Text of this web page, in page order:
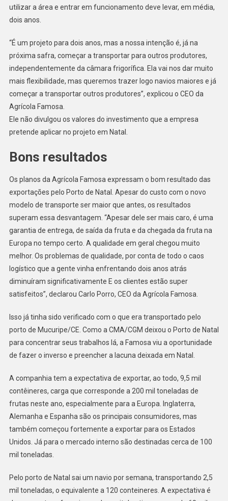
utilizar a área e entrar em funcionamento deve levar, em média,
dois anos.
“É um projeto para dois anos, mas a nossa intenção é, já na
próxima safra, começar a transportar para outros produtores,
independentemente da câmara frigorífica. Ela vai nos dar muito
mais flexibilidade, mas queremos trazer logo navios maiores e já
começar a transportar outros produtores”, explicou o CEO da
Agrícola Famosa.
Ele não divulgou os valores do investimento que a empresa
pretende aplicar no projeto em Natal.
Bons resultados
Os planos da Agrícola Famosa expressam o bom resultado das
exportações pelo Porto de Natal. Apesar do custo com o novo
modelo de transporte ser maior que antes, os resultados
superam essa desvantagem. “Apesar dele ser mais caro, é uma
garantia de entrega, de saída da fruta e da chegada da fruta na
Europa no tempo certo. A qualidade em geral chegou muito
melhor. Os problemas de qualidade, por conta de todo o caos
logístico que a gente vinha enfrentando dois anos atrás
diminuíram significativamente E os clientes estão super
satisfeitos”, declarou Carlo Porro, CEO da Agrícola Famosa.
Isso já tinha sido verificado com o que era transportado pelo
porto de Mucuripe/CE. Como a CMA/CGM deixou o Porto de Natal
para concentrar seus trabalhos lá, a Famosa viu a oportunidade
de fazer o inverso e preencher a lacuna deixada em Natal.
A companhia tem a expectativa de exportar, ao todo, 9,5 mil
contêineres, carga que corresponde a 200 mil toneladas de
frutas neste ano, especialmente para a Europa. Inglaterra,
Alemanha e Espanha são os principais consumidores, mas
também começou fortemente a exportar para os Estados
Unidos. Já para o mercado interno são destinadas cerca de 100
mil toneladas.
Pelo porto de Natal sai um navio por semana, transportando 2,5
mil toneladas, o equivalente a 120 conteineres. A expectativa é